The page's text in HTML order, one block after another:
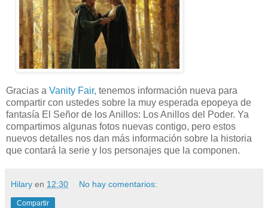
Gracias a Vanity Fair, tenemos información nueva para
compartir con ustedes sobre la muy esperada epopeya de
fantasía El Señor de los Anillos: Los Anillos del Poder. Ya
compartimos algunas fotos nuevas contigo, pero estos
nuevos detalles nos dan más información sobre la historia
que contará la serie y los personajes que la componen.
Hilary en 12:30 No hay comentarios:
Compartir